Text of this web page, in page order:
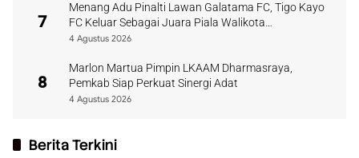
7
Menang Adu Pinalti Lawan Galatama FC, Tigo Kayo
FC Keluar Sebagai Juara Piala Walikota
Payakumbuh
4 Agustus 2026
8
Marlon Martua Pimpin LKAAM Dharmasraya,
Pemkab Siap Perkuat Sinergi Adat
4 Agustus 2026
Berita Terkini